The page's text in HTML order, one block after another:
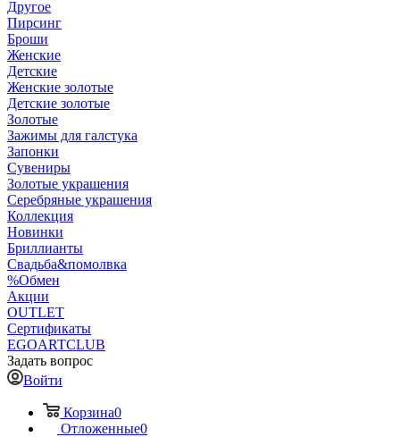
Другое
Пирсинг
Броши
Женские
Детские
Женские золотые
Детские золотые
Золотые
Зажимы для галстука
Запонки
Сувениры
Золотые украшения
Серебряные украшения
Коллекция
Новинки
Бриллианты
Свадьба&помолвка
%Обмен
Акции
OUTLET
Сертификаты
EGOARTCLUB
Задать вопрос
Войти
Корзина0
Отложенные0